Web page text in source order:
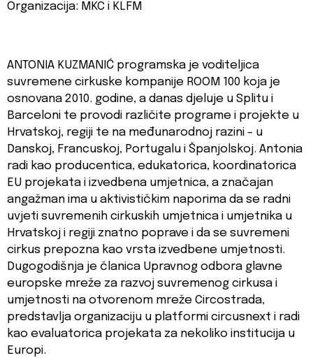
Organizacija: MKC i KLFM
ANTONIA KUZMANIĆ programska je voditeljica
suvremene cirkuske kompanije ROOM 100 koja je
osnovana 2010. godine, a danas djeluje u Splitu i
Barceloni te provodi različite programe i projekte u
Hrvatskoj, regiji te na međunarodnoj razini - u
Danskoj, Francuskoj, Portugalu i Španjolskoj. Antonia
radi kao producentica, edukatorica, koordinatorica
EU projekata i izvedbena umjetnica, a značajan
angažman ima u aktivističkim naporima da se radni
uvjeti suvremenih cirkuskih umjetnica i umjetnika u
Hrvatskoj i regiji znatno poprave i da se suvremeni
cirkus prepozna kao vrsta izvedbene umjetnosti.
Dugogodišnja je članica Upravnog odbora glavne
europske mreže za razvoj suvremenog cirkusa i
umjetnosti na otvorenom mreže Circostrada,
predstavlja organizaciju u platformi circusnext i radi
kao evaluatorica projekata za nekoliko institucija u
Europi.